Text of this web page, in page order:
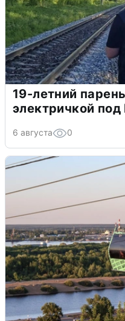
19-летний
электричкой
6 августа 0